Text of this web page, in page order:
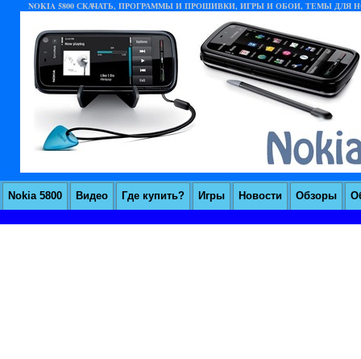
NOKIA 5800 СКАЧАТЬ, ПРОГРАММЫ И ПРОШИВКИ, ИГРЫ И ОБОИ, ТЕМЫ ДЛЯ
Nokia 5800 Видео Где купить? Игры Новости Обзоры